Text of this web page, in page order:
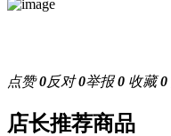
点赞0反对0举报0 收藏0
店长推荐商品